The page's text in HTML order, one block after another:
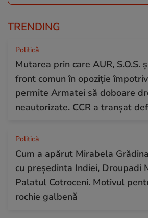
TRENDING
Politică
Mutarea prin care AUR, S.O.S.
front comun în opoziție
permite Armatei să doboare
neautorizate. CCR a tranșat
Politică
Cum a apărut Mirabela
cu președinta Indiei, Droupadi
Palatul Cotroceni. Motivul
rochie galbenă